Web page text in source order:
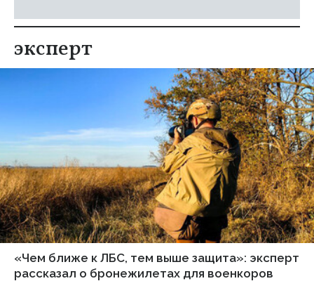
эксперт
«Чем ближе к ЛБС, тем выше защита»: эксперт
рассказал о бронежилетах для военкоров